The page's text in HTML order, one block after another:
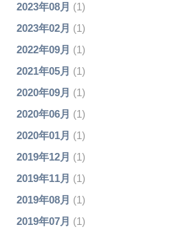
2023年08月 (1)
2023年02月 (1)
2022年09月 (1)
2021年05月 (1)
2020年09月 (1)
2020年06月 (1)
2020年01月 (1)
2019年12月 (1)
2019年11月 (1)
2019年08月 (1)
2019年07月 (1)